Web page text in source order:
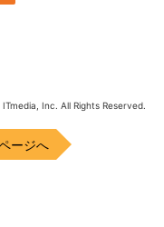
Inc. All Rights Reserved.
ージへ